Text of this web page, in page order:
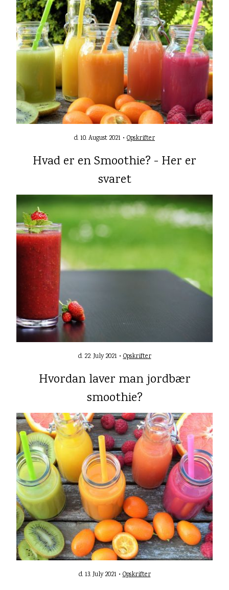
d. 10. August 2021 • Opskrifter
Hvad er en Smoothie? - Her er
svaret
d. 22. July 2021 •Opskrifter
Hvordan laver man jordbær
smoothie?
d. 13. July 2021 •Opskrifter